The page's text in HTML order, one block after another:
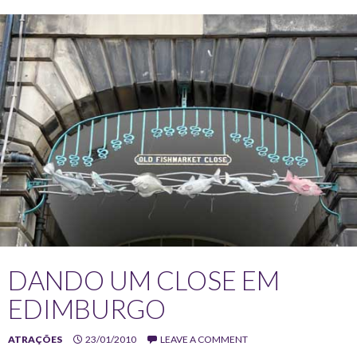
DANDO UM CLOSE EM
EDIMBURGO
ATRAÇÕES 23/01/2010 LEAVE A COMMENT